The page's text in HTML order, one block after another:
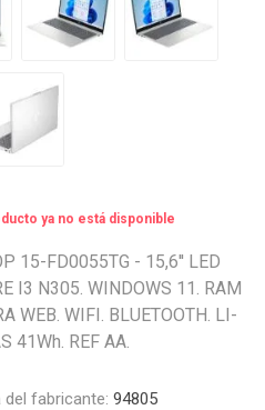
ya no está disponible
15-FD0055TG - 15,6'' LED
I3 N305. WINDOWS 11. RAM
WEB. WIFI. BLUETOOTH. LI-
41Wh. REF AA.
fabricante: 94805